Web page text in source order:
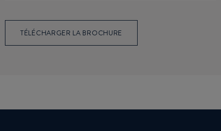
TÉLÉCHARGER LA BROCHURE